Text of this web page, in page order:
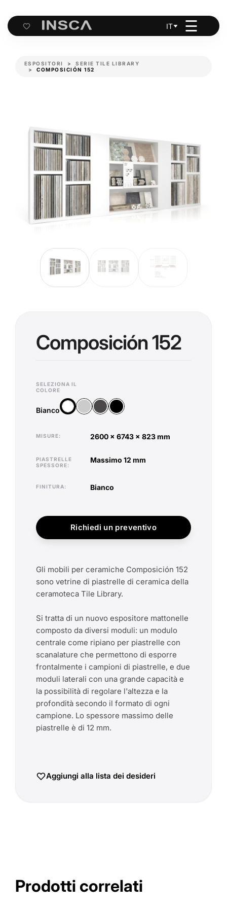
Cart
IT ☰
ESPOSITORI
SERIE TILE LIBRARY
COMPOSICIÓN 152
Composición 152
SELEZIONA IL
COLORE
Bianco
BiancoArgentoAntraciteNero
MISURE 2600 x 6743 x 823 mm
PIASTRELLE
SPESSORE
massimo 12 mm
FINITURA bianco
Richiedi un preventivo
Gli mobili per ceramiche Composición 152
sono vetrine di piastrelle di ceramica della
ceramoteca Tile Library.
Si tratta di un nuovo espositore mattonelle
composto da diversi moduli: un modulo
centrale come ripiano per piastrelle con
scanalature che permettono di esporre
frontalmente i campioni di piastrelle, e due
moduli laterali con una grande capacità e
la possibilità di regolare l'altezza e la
profondità secondo il formato di ogni
campione. Lo spessore massimo delle
piastrelle è di 12 mm.
Aggiungi alla lista dei desideri
Prodotti correlati